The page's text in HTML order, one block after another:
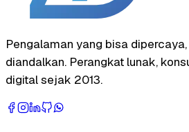
Pengalaman yang bisa
diandalkan. Perangkat lunak,
digital sejak 2013.